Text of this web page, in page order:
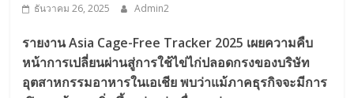
ธันวาคม 26, 2025 Admin2
รายงาน Asia Cage-Free Tracker 2025 เผยความคืบ
หน้าการเปลี่ยนผ่านสู่การใช้ไข่ไก่ปลอดกรงของบริษัท
อุตสาหกรรมอาหารในเอเชีย พบว่าแม้ภาคธุรกิจจะมีการ